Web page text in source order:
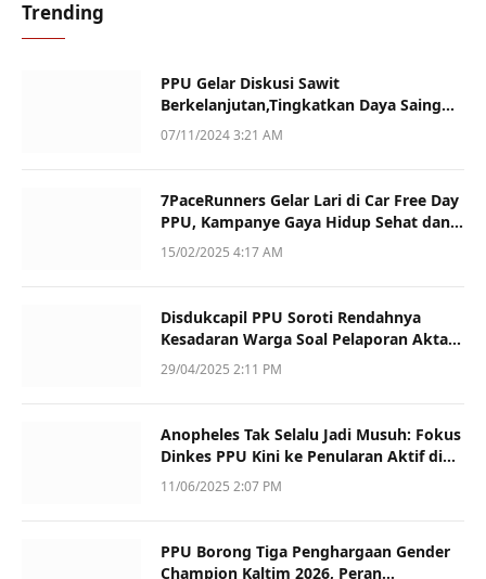
Trending
PPU Gelar Diskusi Sawit
Berkelanjutan,Tingkatkan Daya Saing
dan Kualitas
07/11/2024 3:21 AM
7PaceRunners Gelar Lari di Car Free Day
PPU, Kampanye Gaya Hidup Sehat dan
Dukung UMKM
15/02/2025 4:17 AM
Disdukcapil PPU Soroti Rendahnya
Kesadaran Warga Soal Pelaporan Akta
Kematian
29/04/2025 2:11 PM
Anopheles Tak Selalu Jadi Musuh: Fokus
Dinkes PPU Kini ke Penularan Aktif di
Sotek
11/06/2025 2:07 PM
PPU Borong Tiga Penghargaan Gender
Champion Kaltim 2026, Peran